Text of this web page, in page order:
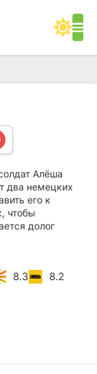
Алёша
два немецких
его к
чтобы
долог
8.3 8.2